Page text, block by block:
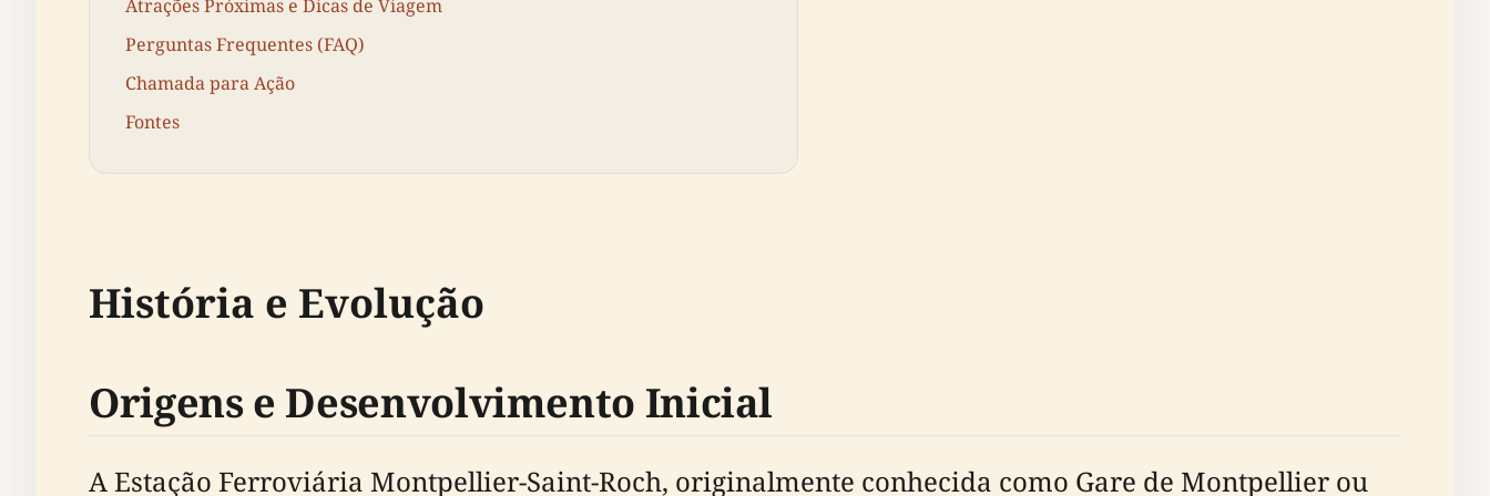
Atrações Próximas e Dicas de Viagem
Perguntas Frequentes (FAQ)
Chamada para Ação
Fontes
História e Evolução
Origens e Desenvolvimento Inicial
A Estação Ferroviária Montpellier-Saint-Roch, originalmente conhecida como Gare de Montpellier ou